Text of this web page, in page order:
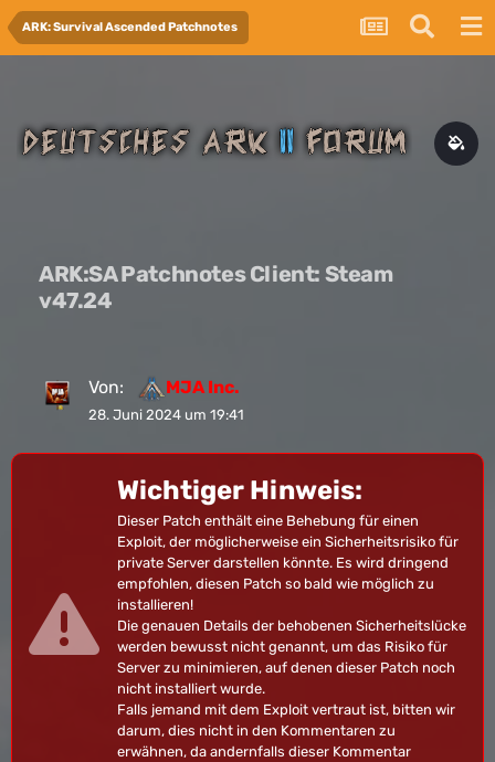
ARK: Survival Ascended Patchnotes
ARK:SA Patchnotes Client: Steam
v47.24
Von: MJA Inc.
28. Juni 2024 um 19:41
Wichtiger Hinweis:
Dieser Patch enthält eine Behebung für einen
Exploit, der möglicherweise ein Sicherheitsrisiko für
private Server darstellen könnte. Es wird dringend
empfohlen, diesen Patch so bald wie möglich zu
installieren!
Die genauen Details der behobenen Sicherheitslücke
werden bewusst nicht genannt, um das Risiko für
Server zu minimieren, auf denen dieser Patch noch
nicht installiert wurde.
Falls jemand mit dem Exploit vertraut ist, bitten wir
darum, dies nicht in den Kommentaren zu
erwähnen, da andernfalls dieser Kommentar